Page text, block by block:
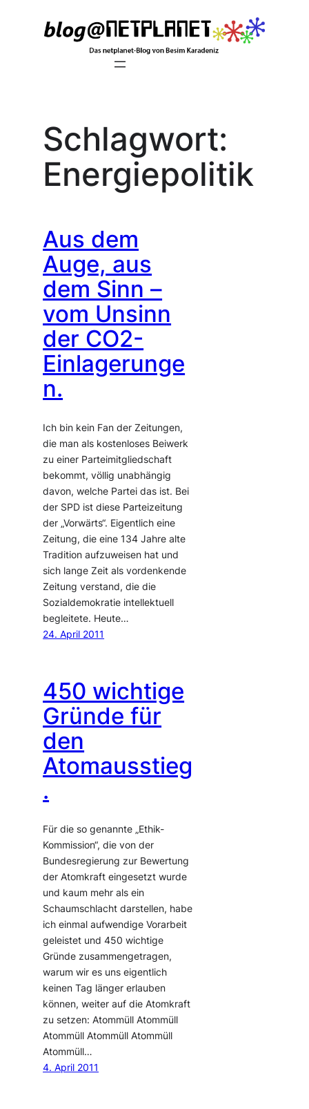
Schlagwort:
Energiepolitik
Aus dem
Auge, aus
dem Sinn –
vom Unsinn
der CO2-
Einlagerunge
n.
Ich bin kein Fan der Zeitungen,
die man als kostenloses Beiwerk
zu einer Parteimitgliedschaft
bekommt, völlig unabhängig
davon, welche Partei das ist. Bei
der SPD ist diese Parteizeitung
der „Vorwärts“. Eigentlich eine
Zeitung, die eine 134 Jahre alte
Tradition aufzuweisen hat und
sich lange Zeit als vordenkende
Zeitung verstand, die die
Sozialdemokratie intellektuell
begleitete. Heute…
24. April 2011
450 wichtige
Gründe für
den
Atomausstieg
.
Für die so genannte „Ethik-
Kommission“, die von der
Bundesregierung zur Bewertung
der Atomkraft eingesetzt wurde
und kaum mehr als ein
Schaumschlacht darstellen, habe
ich einmal aufwendige Vorarbeit
geleistet und 450 wichtige
Gründe zusammengetragen,
warum wir es uns eigentlich
keinen Tag länger erlauben
können, weiter auf die Atomkraft
zu setzen: Atommüll Atommüll
Atommüll Atommüll Atommüll
Atommüll…
4. April 2011